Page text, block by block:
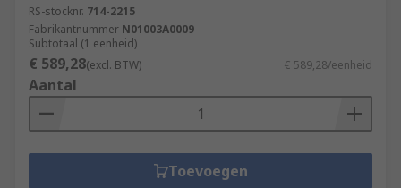
RS-stocknr. 714-2215
Fabrikantnummer N01003A0009
Subtotaal (1 eenheid)
€ 589,28(excl. BTW) € 589,28/eenheid
Aantal
Toevoegen